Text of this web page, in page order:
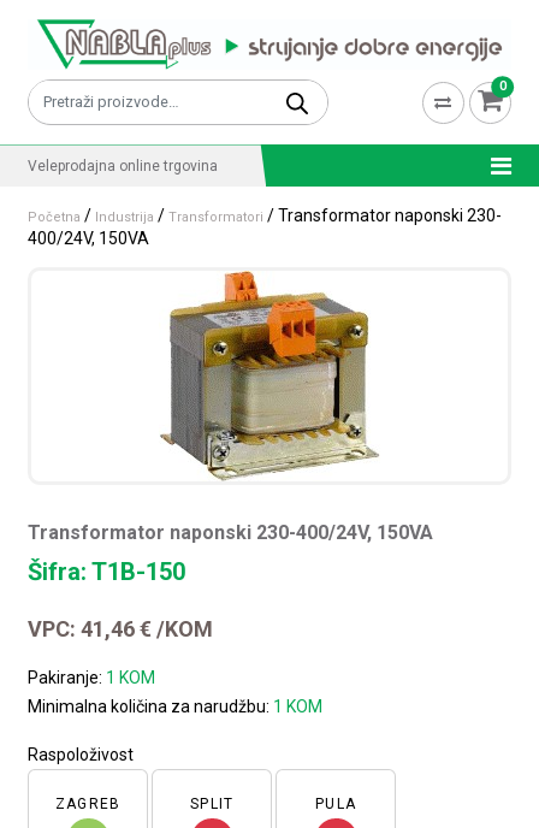
Pretraži: 0
Veleprodajna online trgovina
Početna / Industrija /Transformatori / Transformator naponski 230-
400/24V, 150VA
Transformator naponski 230-400/24V, 150VA
Šifra: T1B-150
VPC:41,46€ /KOM
Pakiranje: 1 KOM
Minimalna količina za narudžbu: 1 KOM
Raspoloživost
ZAGREB SPLIT PULA